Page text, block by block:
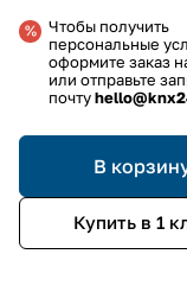
Чтобы получить
персональные
оформите заказ
или отправьте
почту
В
Купить в 1